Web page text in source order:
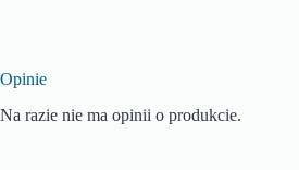
Opinie
Na razie nie ma opinii o produkcie.